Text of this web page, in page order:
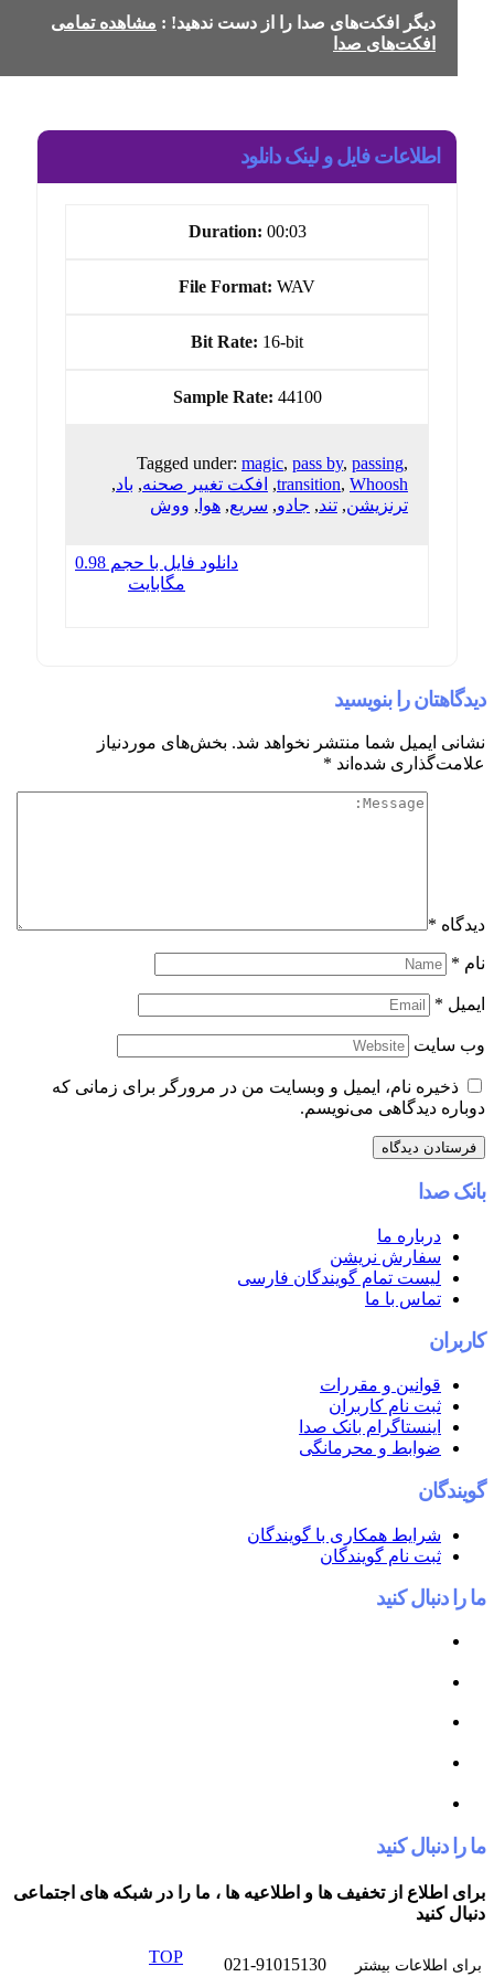
دیگر افکت‌های صدا را از دست ندهید! :مشاهده تمامی
افکت‌های صدا
اطلاعات فایل و لینک دانلود
Duration:00:03
File Format:WAV
Bit Rate:16-bit
Sample Rate:44100
Tagged under:magic ,pass by ,passing
transition ,Whoosh
,افکت تغییر صحنه,باد,
ترنزیشن,تند,جادو,سریع,هوا, ووش
دانلود فایل با حجم 0.98
مگابایت
دیدگاهتان را بنویسید
نشانی ایمیل شما منتشر نخواهد شد. بخش‌های موردنیاز
علامت‌گذاری شده‌اند*
دیدگاه*
نام*
ایمیل *
وب‌ سایت
ذخیره نام، ایمیل و وبسایت من در مرورگر برای زمانی که
دوباره دیدگاهی می‌نویسم.
بانک صدا
درباره ما
سفارش نریشن
لیست تمام گویندگان فارسی
تماس با ما
کاربران
قوانین و مقررات
ثبت نام کاربران
اینستاگرام بانک صدا
ضوابط و محرمانگی
گویندگان
شرایط همکاری با گویندگان
ثبت نام گویندگان
ما را دنبال کنید
ما را دنبال کنید
برای اطلاع از تخفیف ها و اطلاعیه ها ، ما را در شبکه های اجتماعی
دنبال کنید
برای اطلاعات بیشتر TOP